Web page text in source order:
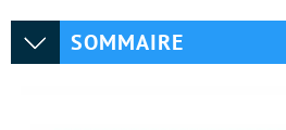
SOMMAIRE